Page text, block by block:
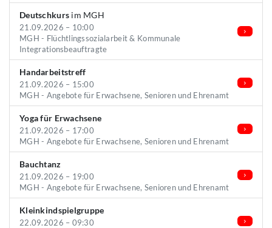
Deutschkurs im MGH
21.09.2026 – 10:00
MGH - Flüchtlingssozialarbeit & Kommunale
Integrationsbeauftragte
Handarbeitstreff
21.09.2026 – 15:00
MGH - Angebote für Erwachsene, Senioren und Ehrenamt
Yoga für Erwachsene
21.09.2026 – 17:00
MGH - Angebote für Erwachsene, Senioren und Ehrenamt
Bauchtanz
21.09.2026 – 19:00
MGH - Angebote für Erwachsene, Senioren und Ehrenamt
Kleinkindspielgruppe
22.09.2026 – 09:30